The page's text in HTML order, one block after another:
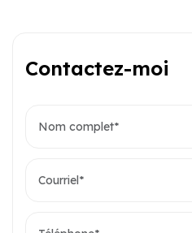
Contactez-moi